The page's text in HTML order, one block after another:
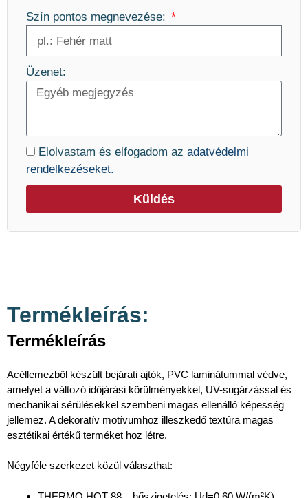
Szín pontos megnevezése:
Üzenet:
Elolvastam és elfogadom az adatvédelmi
rendelkezéseket.
Küldés
Termékleírás:
Termékleírás
Acéllemezből készült bejárati ajtók, PVC laminátummal védve,
amelyet a változó időjárási körülményekkel, UV-sugárzással és
mechanikai sérülésekkel szembeni magas ellenálló képesség
jellemez. A dekoratív motívumhoz illeszkedő textúra magas
esztétikai értékű terméket hoz létre.
Négyféle szerkezet közül választhat: